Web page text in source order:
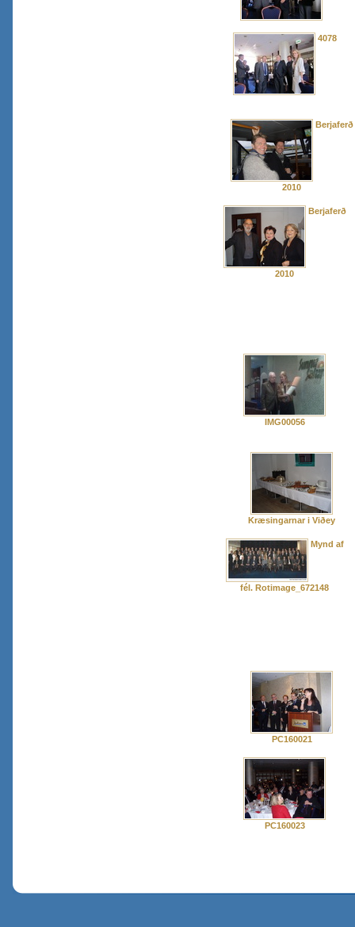
4078
Berjaferð
2010
Berjaferð
2010
IMG00056
Kræsingarnar i Viðey
Mynd af
fél. Rotimage_672148
PC160021
PC160023